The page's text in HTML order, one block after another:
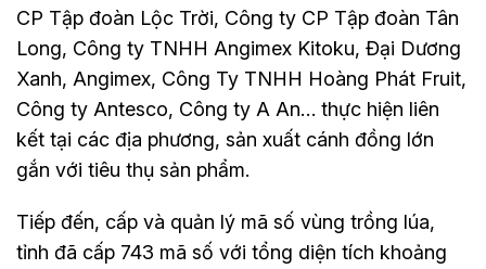
CP Tập đoàn Lộc Trời, Công ty CP Tập đoàn Tân
Long, Công ty TNHH Angimex Kitoku, Đại Dương
Xanh, Angimex, Công Ty TNHH Hoàng Phát Fruit,
Công ty Antesco, Công ty A An… thực hiện liên
kết tại các địa phương, sản xuất cánh đồng lớn
gắn với tiêu thụ sản phẩm.
Tiếp đến, cấp và quản lý mã số vùng trồng lúa,
tỉnh đã cấp 743 mã số với tổng diện tích khoảng